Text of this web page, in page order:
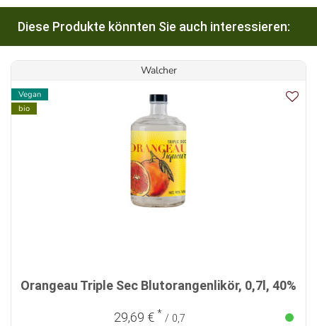
Diese Produkte könnten Sie auch interessieren:
Walcher
Vegan
bio
Orangeau Triple Sec Blutorangenlikör, 0,7l, 40%
29,69 € * / 0,7